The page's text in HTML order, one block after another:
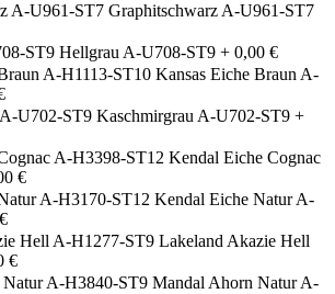
Graphitschwarz A-U961-ST7
Hellgrau A-U708-ST9 + 0,00 €
Kansas Eiche Braun A-
Kaschmirgrau A-U702-ST9 +
Kendal Eiche Cognac
€
Kendal Eiche Natur A-
Lakeland Akazie Hell
€
Mandal Ahorn Natur A-